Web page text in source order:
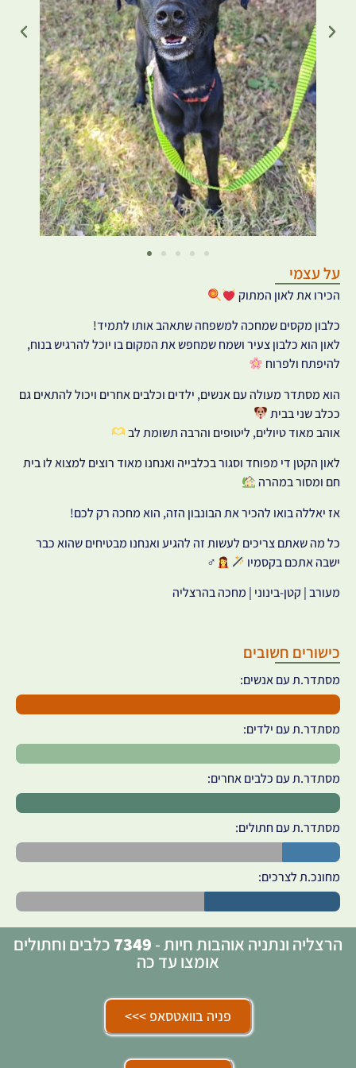
על עצמי
הכירו את לאון המתוק
כלבון מקסים שמחכה למשפחה שתאהב אותו לתמיד!
לאון הוא כלבון צעיר ושמח שמחפש את המקום בו יוכל להרגיש בנוח,
להיפתח ולפרוח
הוא מסתדר מעולה עם אנשים, ילדים וכלבים אחרים ויכול להתאים גם
ככלב שני בבית
אוהב מאוד טיולים, ליטופים והרבה תשומת לב
לאון הקטן די מפוחד וסגור בכלבייה ואנחנו מאוד רוצים למצוא לו בית
חם ומסור במהרה
אז יאללה בואו להכיר את הבונבון הזה, הוא מחכה רק לכם!
כל מה שאתם צריכים לעשות זה להגיע ואנחנו מבטיחים שהוא כבר
ישבה אתכם בקסמיו
‍♂
מעורב | קטן-בינוני | מחכה בהרצליה
כישורים חשובים
מסתדר.ת עם אנשים:
מסתדר.ת עם ילדים:
מסתדר.ת עם כלבים אחרים:
מסתדר.ת עם חתולים:
מחונכ.ת לצרכים:
הרצליה ונתניה אוהבות חיות - 7349 כלבים וחתולים
אומצו עד כה
פניה בוואטסאפ >>>